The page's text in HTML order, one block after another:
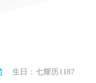
生日：七耀历1187